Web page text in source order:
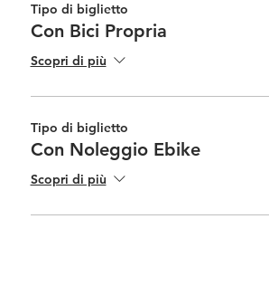
Tipo di biglietto
Con Bici Propria
Scopri di più
Tipo di biglietto
Con Noleggio Ebike
Scopri di più